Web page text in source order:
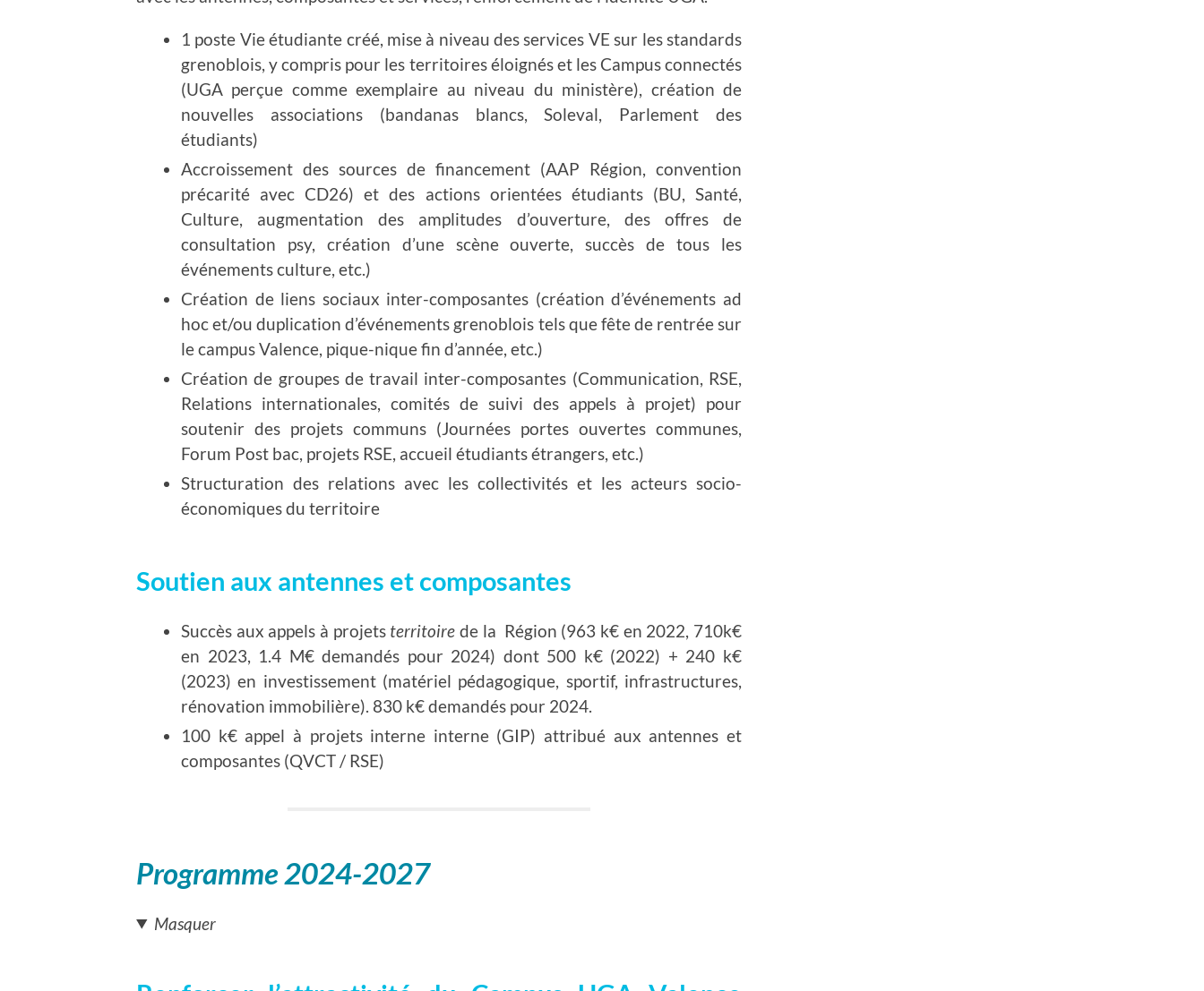
1 poste Vie étudiante créé, mise à niveau des services VE sur les standards
grenoblois, y compris pour les territoires éloignés et les Campus connectés
(UGA perçue comme exemplaire au niveau du ministère), création de
nouvelles associations (bandanas blancs, Soleval, Parlement des
étudiants)
Accroissement des sources de financement (AAP Région, convention
précarité avec CD26) et des actions orientées étudiants (BU, Santé,
Culture, augmentation des amplitudes d’ouverture, des offres de
consultation psy, création d’une scène ouverte, succès de tous les
événements culture, etc.)
Création de liens sociaux inter-composantes (création d’événements ad
hoc et/ou duplication d’événements grenoblois tels que fête de rentrée sur
le campus Valence, pique-nique fin d’année, etc.)
Création de groupes de travail inter-composantes (Communication, RSE,
Relations internationales, comités de suivi des appels à projet) pour
soutenir des projets communs (Journées portes ouvertes communes,
Forum Post bac, projets RSE, accueil étudiants étrangers, etc.)
Structuration des relations avec les collectivités et les acteurs socio-
économiques du territoire
Soutien aux antennes et composantes
Succès aux appels à projets territoire de la Région (963 k€ en 2022, 710k€
en 2023, 1.4 M€ demandés pour 2024) dont 500 k€ (2022) + 240 k€
(2023) en investissement (matériel pédagogique, sportif, infrastructures,
rénovation immobilière). 830 k€ demandés pour 2024.
100 k€ appel à projets interne interne (GIP) attribué aux antennes et
composantes (QVCT / RSE)
Programme 2024-2027
Masquer